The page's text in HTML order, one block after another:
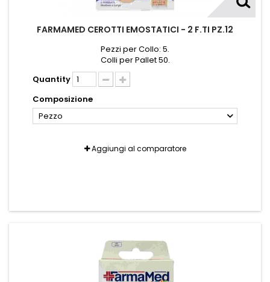
FARMAMED CEROTTI EMOSTATICI - 2 F.TI PZ.12
Pezzi per Collo: 5.
Colli per Pallet 50.
Quantity
Composizione
Pezzo
Aggiungi al comparatore